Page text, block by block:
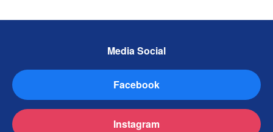
Media Social
Facebook
Instagram